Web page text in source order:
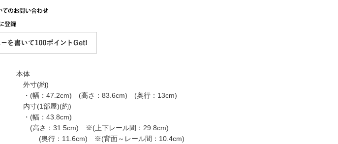
本体
外寸(約)
・(幅：47.2cm) (高さ：83.6cm) (奥行：13cm)
内寸(1部屋)(約)
・(幅：43.8cm)
(高さ：31.5cm) ※(上下レール間：29.8cm)
(奥行：11.6cm) ※(背面～レール間：10.4cm)